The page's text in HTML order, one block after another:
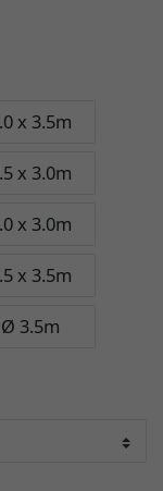
x 3.5m
x 3.0m
x 3.0m
x 3.5m
Ø 3.5m